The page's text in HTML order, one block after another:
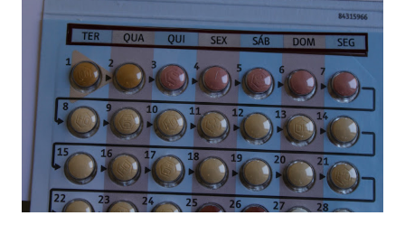
mesmo horário, durante 21 dias, após os quais deve fazer 7
dias de pausa (semana de descanso ou pausa), durante estes
7 dias descerá o período menstrual, normalmente no 3° ou
4° dia da pausa. As caixas seguintes deverão ser tomadas
seguindo o esquema 1+7+21+7+21.... . Como iniciar a
yasminelle® Para iniciar a pilula yasminelle® a mulher deve
esperar pelo primeiro dia da menstruação e iniciar a pilula
correspondente ao dia...